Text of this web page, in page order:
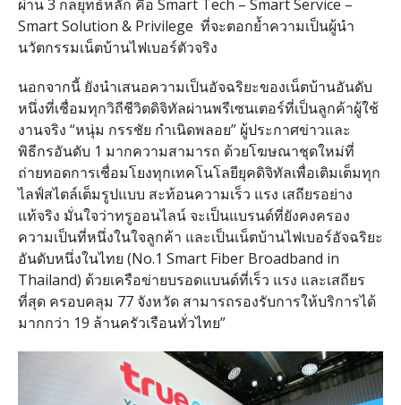
ผ่าน3 กลยุทธ์หลัก คือ Smart Tech – Smart Service –
Smart Solution & Privilege ที่จะตอกย้ำความเป็นผู้นำ
นวัตกรรมเน็ตบ้านไฟเบอร์ตัวจริง
นอกจากนี้ ยังนำเสนอความเป็นอัจฉริยะของเน็ตบ้านอันดับ
หนึ่งที่เชื่อมทุกวิถีชีวิตดิจิทัลผ่านพรีเซนเตอร์ที่เป็นลูกค้าผู้ใช้
งานจริง “หนุ่ม กรรชัย กำเนิดพลอย” ผู้ประกาศข่าวและ
พิธีกรอันดับ 1 มากความสามารถ ด้วยโฆษณาชุดใหม่ที่
ถ่ายทอดการเชื่อมโยงทุกเทคโนโลยียุคดิจิทัลเพื่อเติมเต็มทุก
ไลฟ์สไตล์เต็มรูปแบบ สะท้อนความเร็ว แรง เสถียรอย่าง
แท้จริง มั่นใจว่าทรูออนไลน์ จะเป็นแบรนด์ที่ยังคงครอง
ความเป็นที่หนึ่งในใจลูกค้า และเป็นเน็ตบ้านไฟเบอร์อัจฉริยะ
อันดับหนึ่งในไทย (No.1 Smart Fiber Broadband in
Thailand) ด้วยเครือข่ายบรอดแบนด์ที่เร็ว แรง และเสถียร
ที่สุด ครอบคลุม 77 จังหวัด สามารถรองรับการให้บริการได้
มากกว่า 19 ล้านครัวเรือนทั่วไทย”